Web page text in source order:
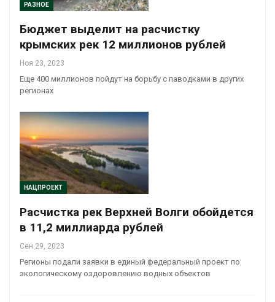
РАЗНОЕ
Бюджет выделит на расчистку
крымских рек 12 миллионов рублей
Ноя 23, 2023
Еще 400 миллионов пойдут на борьбу с паводками в других
регионах
НАЦПРОЕКТ
Расчистка рек Верхней Волги обойдется
в 11,2 миллиарда рублей
Сен 29, 2023
Регионы подали заявки в единый федеральный проект по
экологическому оздоровлению водных объектов